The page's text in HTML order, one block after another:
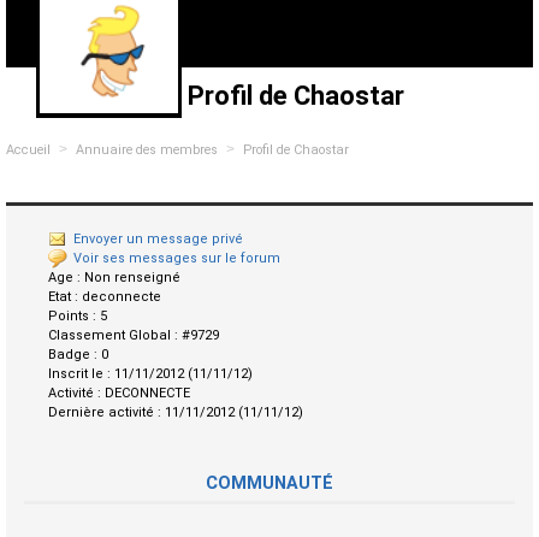
Profil de Chaostar
Accueil > Annuaire des membres > Profil de Chaostar
Envoyer un message privé
Voir ses messages sur le forum
Age : Non renseigné
Etat : deconnecte
Points : 5
Classement Global : #9729
Badge : 0
Inscrit le : 11/11/2012 (11/11/12)
Activité : DECONNECTE
Dernière activité : 11/11/2012 (11/11/12)
COMMUNAUTÉ